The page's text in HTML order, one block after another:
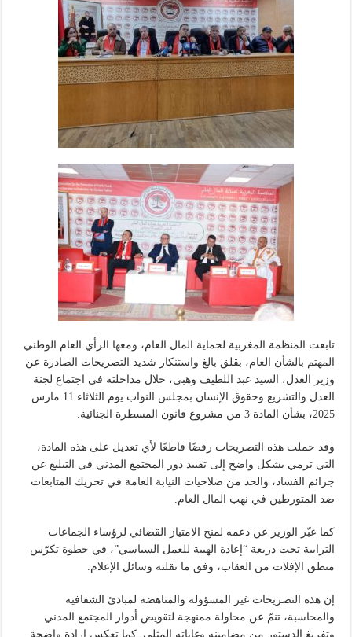
تابعت المنظمة المغربية لحماية المال العام، ومعها الرأي العام الوطني
المهتم بالشأن العام، بقلق بالغ واستنكار شديد التصريحات الصادرة عن
وزير العدل، السيد عبد اللطيف وهبي، خلال مداخلته في اجتماع لجنة
العدل والتشريع وحقوق الإنسان بمجلس النواب يوم الثلاثاء 11 مارس
2025، بشأن المادة 3 من مشروع قانون المسطرة الجنائية.
وقد حملت هذه التصريحات رفضًا قاطعًا لأي تعديل على هذه المادة،
التي ترمي بشكل واضح إلى تقييد دور المجتمع المدني في التبليغ عن
جرائم الفساد، والحد من صلاحيات النيابة العامة في تحريك المتابعات
ضد المتورطين في نهب المال العام.
كما عبّر الوزير عن دعمه لمنح الامتياز القضائي لرؤساء الجماعات
الترابية تحت ذريعة “إعادة الهيبة للعمل السياسي”، في خطوة تكرّس
منطق الإفلات من العقاب، وفق ما نقلته وسائل الإعلام.
إن هذه التصريحات غير المسؤولة والمناهضة لمبادئ الشفافية
والمحاسبة، تنمّ عن محاولة ممنهجة لتقويض أدوار المجتمع المدني
وتفريغ الدستور من مضامينه وغاياته المثلى. كما تعكس إرادة واضحة